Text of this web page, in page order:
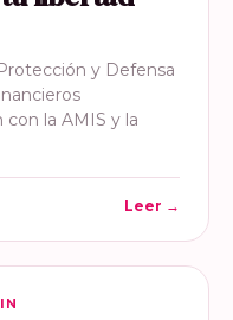
y Defensa
con la AMIS y la
Leer →